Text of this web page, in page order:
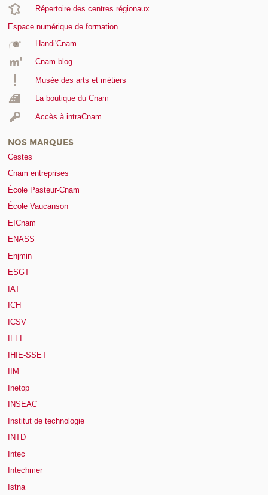
Répertoire des centres régionaux
Espace numérique de formation
Handi'Cnam
Cnam blog
Musée des arts et métiers
La boutique du Cnam
Accès à intraCnam
NOS MARQUES
Cestes
Cnam entreprises
École Pasteur-Cnam
École Vaucanson
EICnam
ENASS
Enjmin
ESGT
IAT
ICH
ICSV
IFFI
IHIE-SSET
IIM
Inetop
INSEAC
Institut de technologie
INTD
Intec
Intechmer
Istna